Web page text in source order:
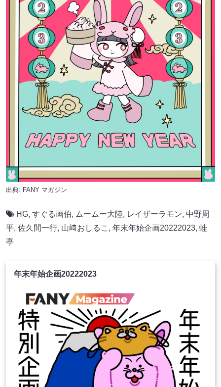
出典: FANY マガジン
HG, すぐる画伯, ムームー大陸, レイザーラモン, 中野周
平, 佐久間一行, 山﨑おしるこ , 年末年始企画20222023, 蛙
亭
年末年始企画20222023